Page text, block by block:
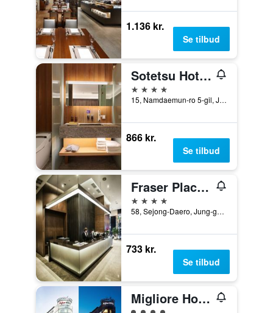
1.136 kr.
Se tilbud
Sotetsu Hotels The Splaisir Seoul Myeongdong
4 stjerner
15, Namdaemun-ro 5-gil, Jung-gu, Seoul, Sydkorea
866 kr.
Se tilbud
Fraser Place Namdaemun Seoul
4 stjerner
58, Sejong-Daero, Jung-gu, Seoul, Sydkorea
733 kr.
Se tilbud
Migliore Hotel Seoul Myeongdong